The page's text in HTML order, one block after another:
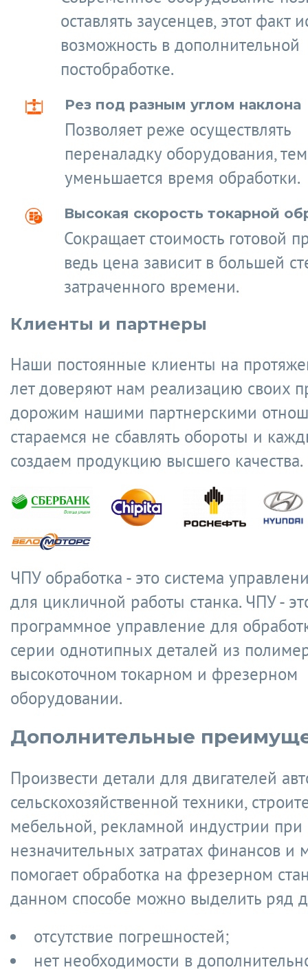
оставлять заусенцев, этот факт
возможность в дополнительной
постобработке.
Рез под разным углом наклона
Позволяет реже осуществлять
переналадку оборудования,
уменьшается время обработки.
Высокая скорость токарной
Сокращает стоимость готовой
ведь цена зависит в большей
затраченного времени.
Клиенты и партнеры
Наши постоянные клиенты на
лет доверяют нам реализацию своих
дорожим нашими партнерскими
стараемся не сбавлять обороты и
создаем продукцию высшего качества.
ЧПУ обработка - это система
для цикличной работы станка. ЧПУ -
программное управление для
серии однотипных деталей из
высокоточном токарном и фрезерном
оборудовании.
Дополнительные
Произвести детали для двигателей
сельскохозяйственной техники,
мебельной, рекламной индустрии при
незначительных затратах финансов и
помогает обработка на фрезерном
данном способе можно выделить ряд
отсутствие погрешностей;
нет необходимости в